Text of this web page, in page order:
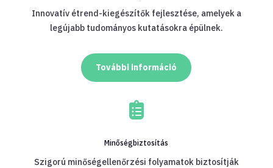
Innovatív étrend-kiegészítők fejlesztése, amelyek a
legújabb tudományos kutatásokra épülnek.
További információ

Minőségbiztosítás
Szigorú minőségellenőrzési folyamatok biztosítják